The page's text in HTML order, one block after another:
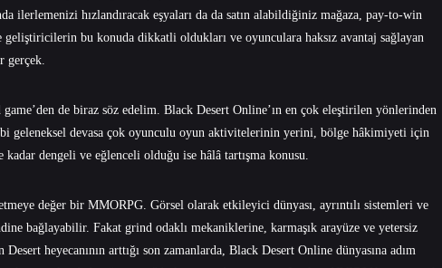
ilerlemenizi hızlandıracak eşyaları da da satın alabildiğiniz mağaza, pay-to-win
geliştiricilerin bu konuda dikkatli oldukları ve oyunculara haksız avantaj sağlayan
gerçek.
de biraz söz edelim. Black Desert Online’ın en çok eleştirilen yönlerinden
geleneksel devasa çok oyunculu oyun aktivitelerinin yerini, bölge hâkimiyeti için
kadar dengeli ve eğlenceli olduğu ise hâlâ tartışma konusu.
değer bir MMORPG. Görsel olarak etkileyici dünyası, ayrıntılı sistemleri ve
bağlayabilir. Fakat grind odaklı mekaniklerine, karmaşık arayüze ve yetersiz
heyecanının arttığı son zamanlarda, Black Desert Online dünyasına adım